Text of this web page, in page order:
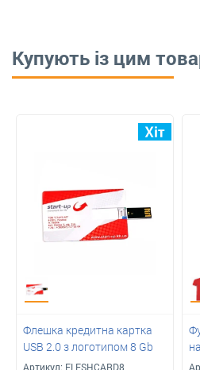
Купують із цим
Флешка кредитна картка
USB 2.0 з логотипом 8 Gb
Артикул: FLESHCARD8